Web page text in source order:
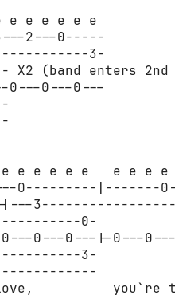
e e e e e e
2---0-----
3-
(band enters 2nd
0---0---0---
e e e e e   e e e
0---------|-------
3-----------------
0-
0---0---|-0---
3-
love,          you`re